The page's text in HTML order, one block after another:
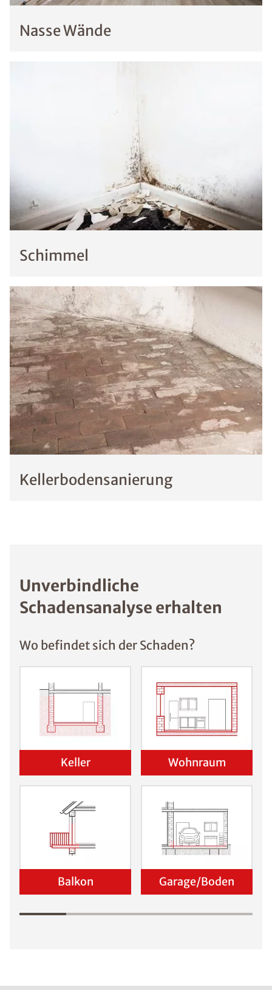
Nasse Wände
Schimmel
Kellerbodensanierung
Unverbindliche
Schadensanalyse erhalten
Wo befindet sich der Schaden?
Keller Wohnraum
Balkon Garage/Boden